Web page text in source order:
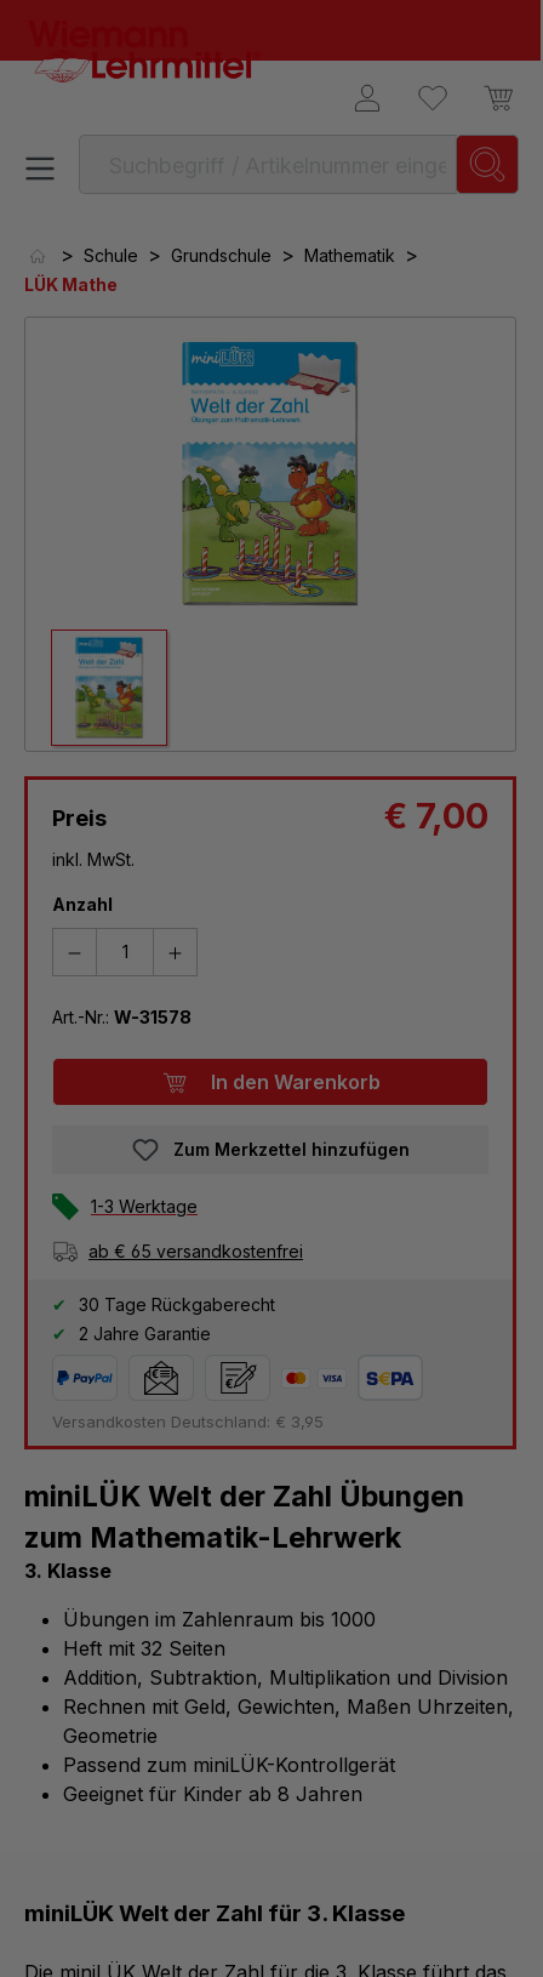
> Schule > Grundschule > Mathematik >
LÜK Mathe
Bildergalerie überspringen
Preis € 7,00
inkl. MwSt.
Anzahl
Art.-Nr.: W-31578
In den Warenkorb
Zum Merkzettel hinzufügen
1-3 Werktage
ab € 65 versandkostenfrei
30 Tage Rückgaberecht
2 Jahre Garantie
Versandkosten Deutschland: € 3,95
miniLÜK Welt der Zahl Übungen
zum Mathematik-Lehrwerk
3. Klasse
Übungen im Zahlenraum bis 1000
Heft mit 32 Seiten
Addition, Subtraktion, Multiplikation und Division
Rechnen mit Geld, Gewichten, Maßen Uhrzeiten,
Geometrie
Passend zum miniLÜK-Kontrollgerät
Geeignet für Kinder ab 8 Jahren
miniLÜK Welt der Zahl für 3. Klasse